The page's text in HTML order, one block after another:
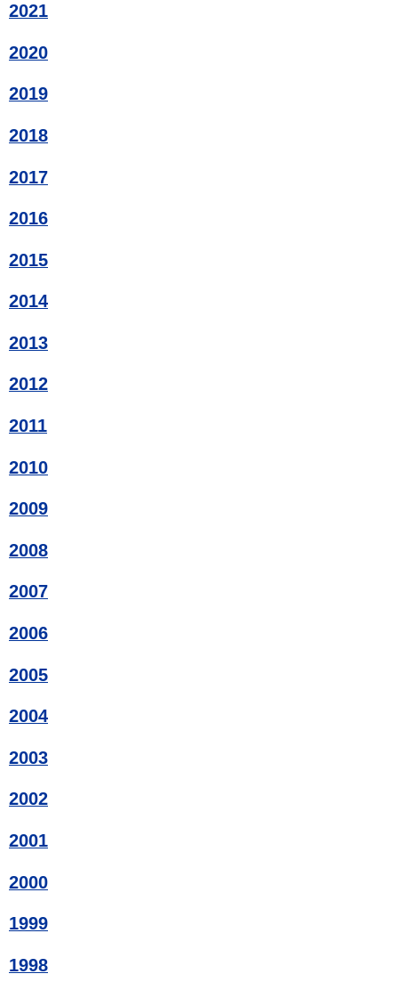
2021
2020
2019
2018
2017
2016
2015
2014
2013
2012
2011
2010
2009
2008
2007
2006
2005
2004
2003
2002
2001
2000
1999
1998